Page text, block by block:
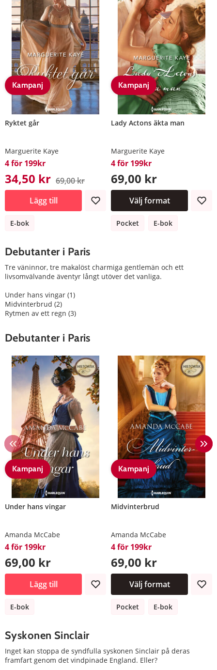
Kampanj
Ryktet går
Marguerite Kaye
4 för 199kr
34,50 kr 69,00 kr
Lägg till
E-bok
Kampanj
Lady Actons äkta man
Marguerite Kaye
4 för 199kr
69,00 kr
Välj format
Pocket E-bok
Debutanter i Paris
Tre väninnor, tre makalöst charmiga gentlemän och ett
livsomvälvande äventyr långt utöver det vanliga.
Under hans vingar (1)
Midvinterbrud (2)
Rytmen av ett regn (3)
Debutanter i Paris
Kampanj
Under hans vingar
Amanda McCabe
4 för 199kr
69,00 kr
Lägg till
E-bok
Kampanj
Midvinterbrud
Amanda McCabe
4 för 199kr
69,00 kr
Välj format
Pocket E-bok
Syskonen Sinclair
Inget kan stoppa de syndfulla syskonen Sinclair på deras
framfart genom det vindpinade England. Eller?